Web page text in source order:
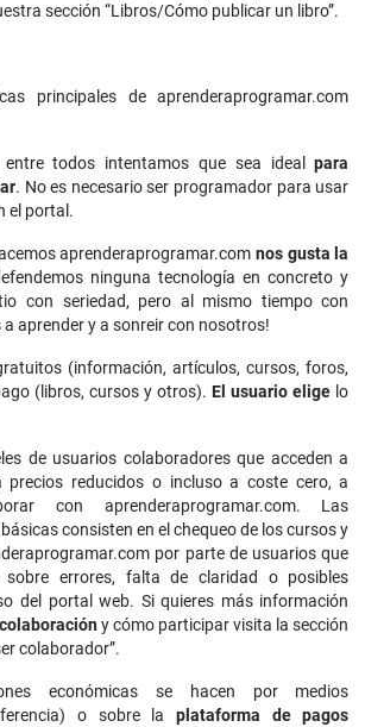
sección “Libros/Cómo publicar un libro”.
principales de aprenderaprogramar.com
todos intentamos que sea idealpara
. No es necesario ser programador para usar
el portal.
aprenderaprogramar.comnos gusta la
ninguna tecnología en concreto y
con seriedad, pero al mismo tiempo con
a aprender y a sonreir con nosotros!
(información, artículos, cursos, foros,
(libros, cursos y otros).El usuario elige lo
de usuarios colaboradores que acceden a
precios reducidos o incluso a coste cero, a
con aprenderaprogramar.com. Las
consisten en el chequeo de los cursos y
por parte de usuarios que
sobre errores, falta de claridad o posibles
del portal web. Si quieres más información
y cómo participar visita la sección
colaborador”.
económicas se hacen por medios
o sobre laplataforma de pagos